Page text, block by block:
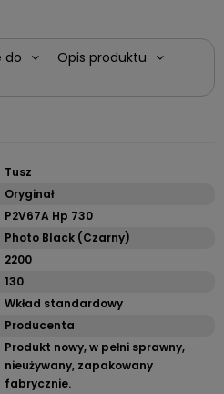
do
Opis produktu
Tusz
Oryginał
P2V67A Hp 730
Photo Black (Czarny)
2200
130
Wkład standardowy
Producenta
Produkt nowy, w pełni sprawny,
nieużywany, zapakowany
fabrycznie.